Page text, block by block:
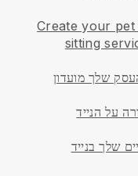
Create your pet
sitting
על הנייד
שלך בנייד